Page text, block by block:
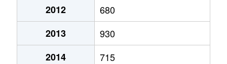
2012
680
2013
930
2014
715